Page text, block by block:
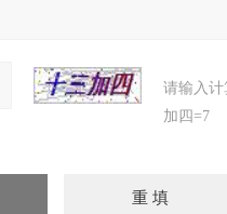
请输入
加四=7